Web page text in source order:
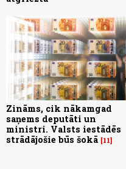
Zināms, cik nākamgad
saņems deputāti un
ministri. Valsts iestādēs
strādājošie būs šokā 11